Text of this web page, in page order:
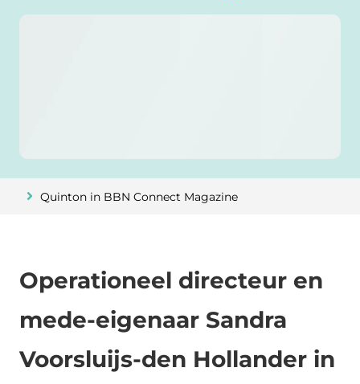
Quinton in BBN Connect Magazine
Operationeel directeur en
mede-eigenaar Sandra
Voorsluijs-den Hollander in